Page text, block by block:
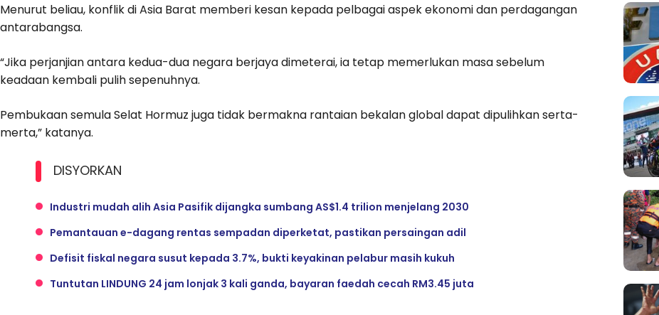
Menurut beliau, konflik di Asia Barat memberi kesan kepada pelbagai aspek ekonomi dan perdagangan
antarabangsa.
“Jika perjanjian antara kedua-dua negara berjaya dimeterai, ia tetap memerlukan masa sebelum
keadaan kembali pulih sepenuhnya.
Pembukaan semula Selat Hormuz juga tidak bermakna rantaian bekalan global dapat dipulihkan serta-
merta,” katanya.
DISYORKAN
Industri mudah alih Asia Pasifik dijangka sumbang AS$1.4 trilion menjelang 2030
Pemantauan e-dagang rentas sempadan diperketat, pastikan persaingan adil
Defisit fiskal negara susut kepada 3.7%, bukti keyakinan pelabur masih kukuh
Tuntutan LINDUNG 24 jam lonjak 3 kali ganda, bayaran faedah cecah RM3.45 juta